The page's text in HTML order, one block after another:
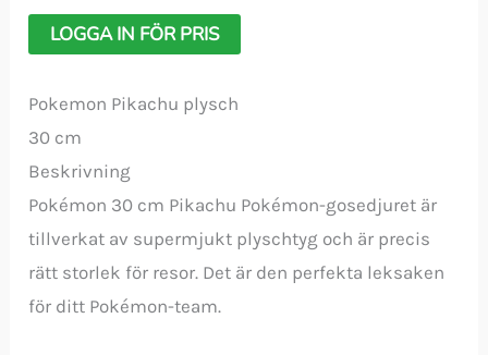
LOGGA IN FÖR PRIS
Pokemon Pikachu plysch
30 cm
Beskrivning
Pokémon 30 cm Pikachu Pokémon-gosedjuret är
tillverkat av supermjukt plyschtyg och är precis
rätt storlek för resor. Det är den perfekta leksaken
för ditt Pokémon-team.